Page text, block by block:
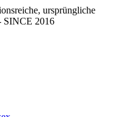
ursprüngliche
SINCE 2016